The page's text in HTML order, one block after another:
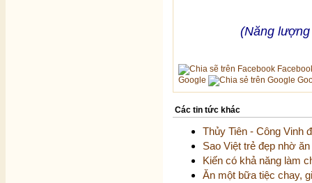
(Năng
Google
Các tin tức khác
Thủy Tiên - Công Vinh
Sao Việt trẻ đẹp nhờ
Kiến có khả năng làm
Ăn một bữa tiệc chay,